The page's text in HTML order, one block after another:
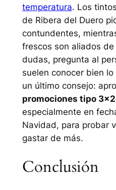
temperatura. Los
de Ribera del Duero
contundentes,
frescos son aliados
dudas, pregunta al
suelen conocer bien
un último consejo:
promociones tipo 3×2
especialmente en
Navidad, para probar
gastar de más.
Conclusión